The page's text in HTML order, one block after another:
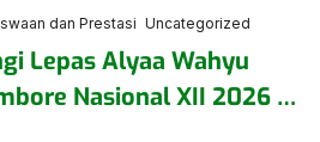
dan Prestasi Uncategorized
Lepas Alyaa Wahyu
Nasional XII 2026 di